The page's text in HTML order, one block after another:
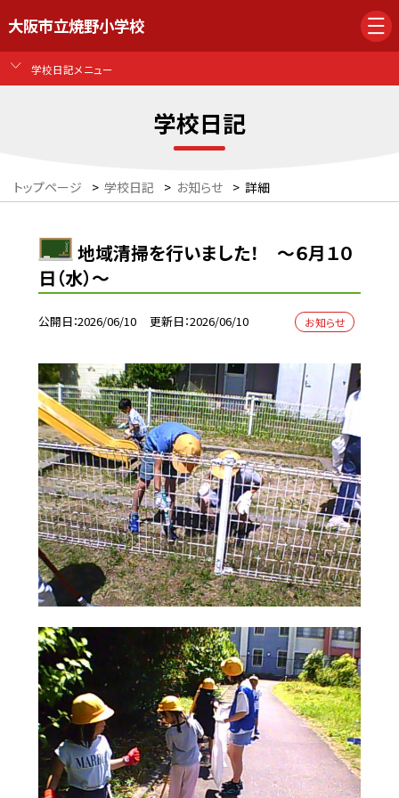
大阪市立焼野小学校
学校日記メニュー
学校日記
トップページ > 学校日記 > お知らせ > 詳細
地域清掃を行いました！ ～６月１０
日（水）～
公開日 2026/06/10 更新日 2026/06/10 お知らせ